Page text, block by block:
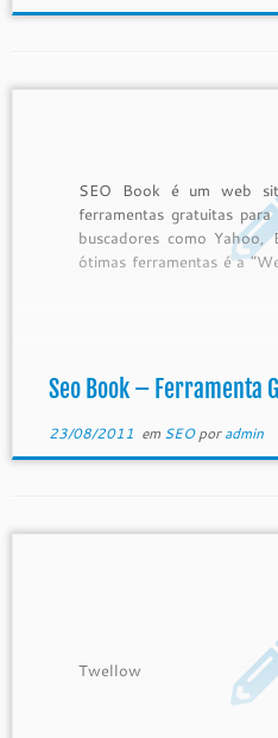
SEO Book é um web
ferramentas gratuitas
buscadores como Yahoo,
ótimas ferramentas é a
Seo Book – Ferramenta
23/08/2011 em SEOporadmin
Twellow